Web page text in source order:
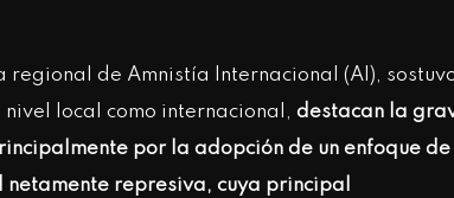
de Amnistía Internacional (AI),
local como internacional, destacan la
por la adopción de un enfoque de
represiva, cuya principal